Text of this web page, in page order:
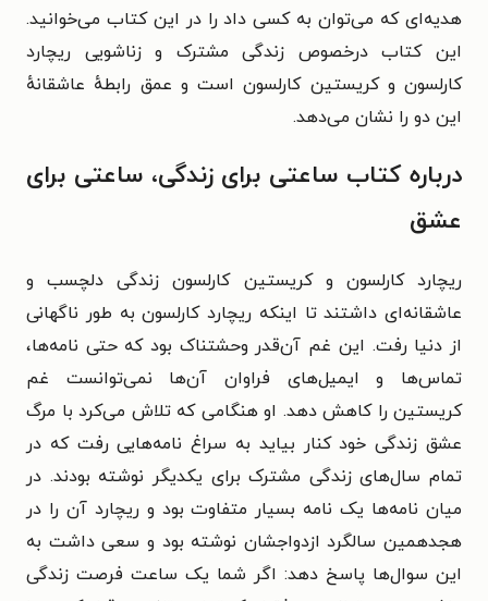
هدیه‌ای که می‌توان به کسی داد را در این کتاب می‌خوانید.
این کتاب درخصوص زندگی مشترک و زناشویی ریچارد
کارلسون و کریستین کارلسون است و عمق رابطهٔ عاشقانهٔ
این دو را نشان می‌دهد.
درباره کتاب ساعتی برای زندگی، ساعتی برای
عشق
ریچارد کارلسون و کریستین کارلسون زندگی دلچسب و
عاشقانه‌ای داشتند تا اینکه ریچارد کارلسون به طور ناگهانی
از دنیا رفت. این غم آن‌قدر وحشتناک بود که حتی نامه‌ها،
تماس‌ها و ایمیل‌های فراوان آن‌ها نمی‌توانست غم
کریستین را کاهش دهد. او هنگامی که تلاش می‌کرد با مرگ
عشق زندگی خود کنار بیاید به سراغ نامه‌هایی رفت که در
تمام سال‌های زندگی مشترک برای یکدیگر نوشته بودند. در
میان نامه‌ها یک نامه بسیار متفاوت بود و ریچارد آن را در
هجدهمین سالگرد ازدواجشان نوشته بود و سعی داشت به
این سوال‌ها پاسخ دهد: اگر شما یک ساعت فرصت زندگی